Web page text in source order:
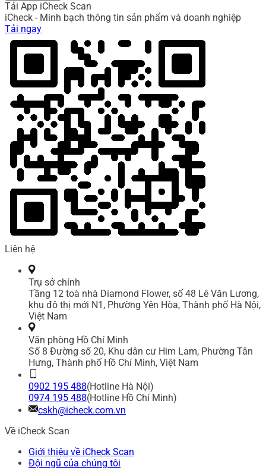
Tải App iCheck Scan
iCheck - Minh bạch thông tin sản phẩm và doanh nghiệp
Tải ngay
Liên hệ
Trụ sở chính
Tầng 12 toà nhà Diamond Flower, số 48 Lê Văn Lương,
khu đô thị mới N1, Phường Yên Hòa, Thành phố Hà Nội,
Việt Nam
Văn phòng Hồ Chí Minh
Số 8 Đường số 20, Khu dân cư Him Lam, Phường Tân
Hưng, Thành phố Hồ Chí Minh, Việt Nam
0902 195 488(Hotline Hà Nội)
0974 195 488(Hotline Hồ Chí Minh)
cskh@icheck.com.vn
Về iCheck Scan
Giới thiệu về iCheck Scan
Đội ngũ của chúng tôi